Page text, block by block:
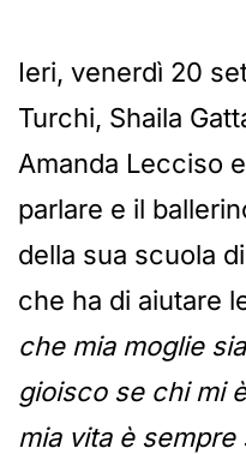
Ieri, venerdì 20
Turchi, Shaila
Amanda Lecciso
parlare e il
della sua scuola
che ha di aiutare
che mia moglie
gioisco se chi mi
mia vita è